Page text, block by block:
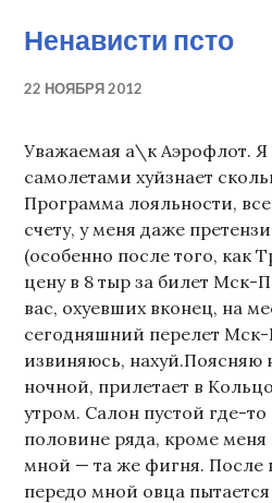
Ненависти псто
22 НОЯБРЯ 2012
Уважаемая а\к Аэрофлот.
самолетами хуйзнает
Программа лояльности,
счету, у меня даже
(особенно после того, как
цену в 8 тыр за билет Мск-
вас, охуевших вконец, на
сегодняшний перелет
извиняюсь, нахуй.Поясняю
ночной, прилетает в
утром. Салон пустой где-то
половине ряда, кроме
мной — та же фигня. После
передо мной овца